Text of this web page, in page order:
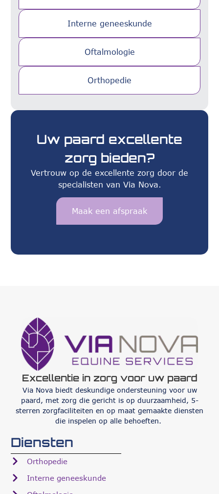
Uw paard excellente
zorg bieden?
Vertrouw op de excellente zorg door de
specialisten van Via Nova.
Maak een afspraak
Interne geneeskunde
Oftalmologie
Orthopedie
Excellentie in zorg voor uw paard
Via Nova biedt deskundige ondersteuning voor uw
paard, met zorg die gericht is op duurzaamheid, 5-
sterren zorgfaciliteiten en op maat gemaakte diensten
die inspelen op alle behoeften.
Diensten
Orthopedie
Interne geneeskunde